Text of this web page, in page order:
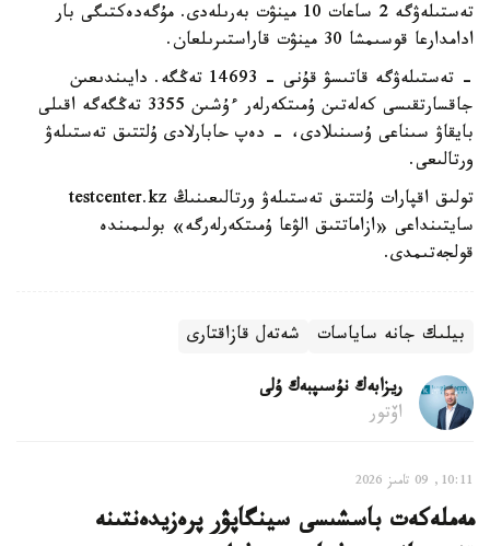
تەستىلەۋگە 2 ساعات 10 مينۋت بەرىلەدى. مۇگەدەكتىگى بار
ادامدارعا قوسىمشا 30 مينۋت قاراستىرىلعان.
- تەستىلەۋگە قاتىسۋ قۇنى - 14693 تەڭگە. دايىندىعىن
جاقسارتقىسى كەلەتىن ۇمىتكەرلەر ءۇشىن 3355 تەڭگەگە اقىلى
بايقاۋ سىناعى ۇسىنىلادى، - دەپ حابارلادى ۇلتتىق تەستىلەۋ
ورتالىعى.
تولىق اقپارات ۇلتتىق تەستىلەۋ ورتالىعىنىڭ testcenter.kz
سايتىنداعى «ازاماتتىق الۋعا ۇمىتكەرلەرگە» بولىمىندە
قولجەتىمدى.
بيلىك جانە ساياسات شەتەل قازاقتارى
ريزابەك نۇسىپبەك ۇلى
اۆتور
10:11, 09 تامىز 2026
مەملەكەت باسشىسى سينگاپۋر پرەزيدەنتىنە